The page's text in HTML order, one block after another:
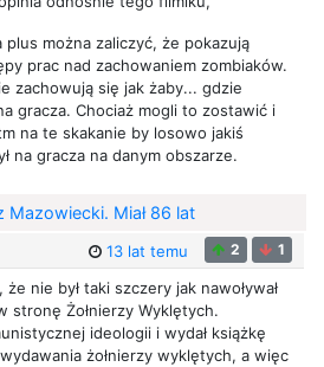
plus można zaliczyć, że pokazują
prac nad zachowaniem zombiaków.
zachowują się jak żaby... gdzie
gracza. Chociaż mogli to zostawić i
na te skakanie by losowo jakiś
na gracza na danym obszarze.
Mazowiecki. Miał 86 lat
13 lat temu 2 1
że nie był taki szczery jak nawoływał
stronę Żołnierzy Wyklętych.
ideologii i wydał książkę
żołnierzy wyklętych, a więc